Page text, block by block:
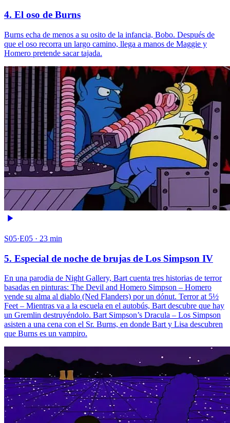
4. El oso de Burns
Burns echa de menos a su osito de la infancia, Bobo. Después de
que el oso recorra un largo camino, llega a manos de Maggie y
Homero pretende sacar tajada.
S05·E05 · 23 min
5. Especial de noche de brujas de Los Simpson IV
En una parodia de Night Gallery, Bart cuenta tres historias de terror
basadas en pinturas: The Devil and Homero Simpson – Homero
vende su alma al diablo (Ned Flanders) por un dónut. Terror at 5½
Feet – Mientras va a la escuela en el autobús, Bart descubre que hay
un Gremlin destruyéndolo. Bart Simpson’s Dracula – Los Simpson
asisten a una cena con el Sr. Burns, en donde Bart y Lisa descubren
que Burns es un vampiro.